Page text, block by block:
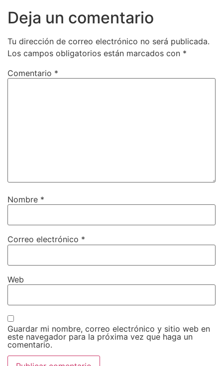
Deja un comentario
Tu dirección de correo electrónico no será publicada.
Los campos obligatorios están marcados con *
Comentario *
Nombre *
Correo electrónico *
Web
Guardar mi nombre, correo electrónico y sitio web en
este navegador para la próxima vez que haga un
comentario.